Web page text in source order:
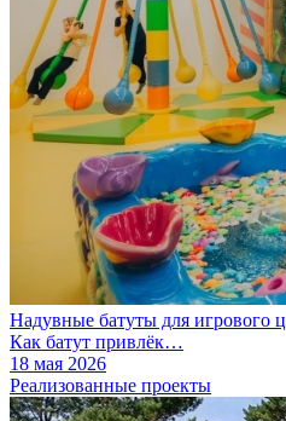
Надувные батуты для игрового
Как батут привлёк…
18 мая 2026
Реализованные проекты